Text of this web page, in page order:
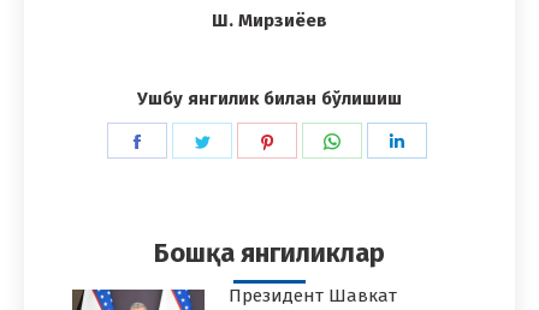
Ш. Мирзиёев
Ушбу янгилик билан бўлишиш
Share
Share
Share
Share
Бошқа янгиликлар
Президент Шавкат